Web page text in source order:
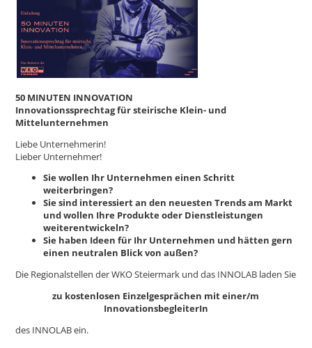
50 MINUTEN INNOVATION
Innovationssprechtag für steirische Klein- und
Mittelunternehmen
Liebe Unternehmerin!
Lieber Unternehmer!
Sie wollen Ihr Unternehmen einen Schritt
weiterbringen?
Sie sind interessiert an den neuesten Trends am Markt
und wollen Ihre Produkte oder Dienstleistungen
weiterentwickeln?
Sie haben Ideen für Ihr Unternehmen und hätten gern
einen neutralen Blick von außen?
Die Regionalstellen der WKO Steiermark und das INNOLAB laden Sie
zu kostenlosen Einzelgesprächen mit einer/m
InnovationsbegleiterIn
des INNOLAB ein.